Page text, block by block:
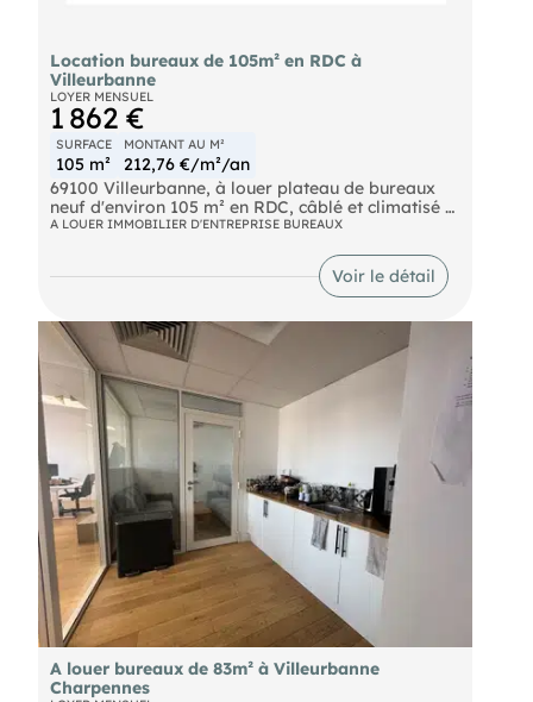
Location bureaux de 105m² en RDC à
Villeurbanne
LOYER MENSUEL
1 862 €
SURFACE
105 m²
MONTANT AU M²
212,76 €/m²/an
69100 Villeurbanne, à louer plateau de bureaux
neuf d'environ 105 m² en RDC, câblé et climatisé +
2 parking intérieur cour sécurisés. Disponible
A LOUER IMMOBILIER D'ENTREPRISE BUREAUX
Voir le détail
A louer bureaux de 83m² à Villeurbanne
Charpennes